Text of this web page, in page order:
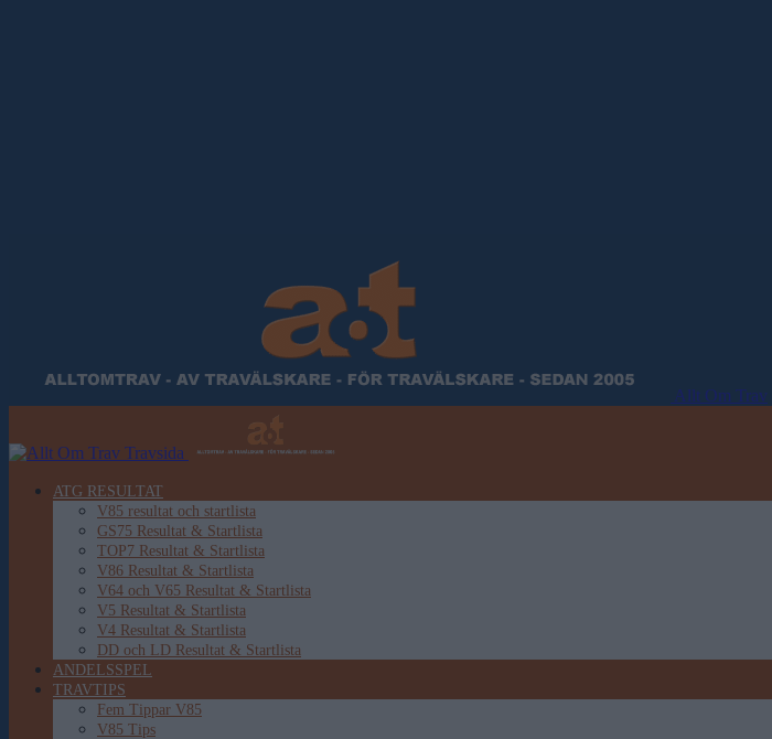
Allt Om Trav
ATG RESULTAT
V85 resultat och startlista
GS75 Resultat & Startlista
TOP7 Resultat & Startlista
V86 Resultat & Startlista
V64 och V65 Resultat & Startlista
V5 Resultat & Startlista
V4 Resultat & Startlista
DD och LD Resultat & Startlista
ANDELSSPEL
TRAVTIPS
Fem Tippar V85
V85 Tips